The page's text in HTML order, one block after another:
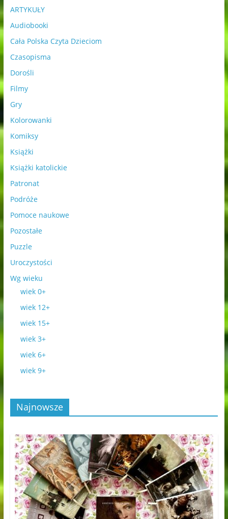
ARTYKUŁY
Audiobooki
Cała Polska Czyta Dzieciom
Czasopisma
Dorośli
Filmy
Gry
Kolorowanki
Komiksy
Książki
Książki katolickie
Patronat
Podróże
Pomoce naukowe
Pozostałe
Puzzle
Uroczystości
Wg wieku
wiek 0+
wiek 12+
wiek 15+
wiek 3+
wiek 6+
wiek 9+
Najnowsze